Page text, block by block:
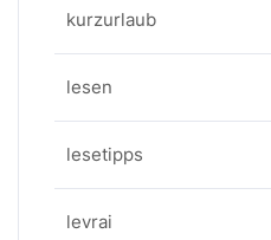
kurzurlaub
lesen
lesetipps
levrai